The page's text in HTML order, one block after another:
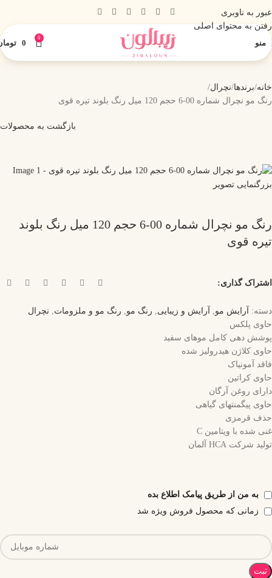
عبور به ناوبری
رفتن به محتوای اصلی
منو
0
0
خانه برندها نچرال
رنگ مو نچرال شماره 00-6 حجم 120 میل رنگ بلوند تیره قوی
بازگشت به محصولات
بزرگنمایی تصویر
رنگ مو نچرال شماره 00-6 حجم 120 میل رنگ بلوند
تیره قوی
اشتراک گذاری:
دسته: آرایش مو آرایش و زیبایی رنگ مو رنگ مو و ملزومات
نچرال
حاوی پلکس
پوشش دهی کامل موهای سفید
حاوی کلاژن هیدرولیز شده
فاقد آمونیاک
حاوی کراتین
دارای روغن آرگان
حاوی پیگمنتهای گیاهی
حذف قرمزی
غنی شده با ویتامین C
تولید شرکت HCA آلمان
به من از طریق پیامک اطلاع بده
زمانی که محصول فروش ویژه شد
ثبت